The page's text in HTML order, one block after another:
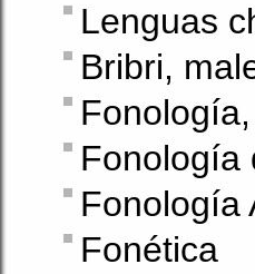
Lenguas
Bribri,
Fonología
Fonología
Fonética